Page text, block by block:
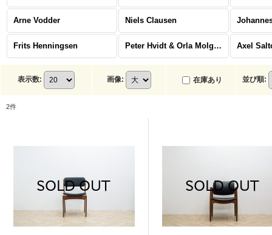
Arne Vodder Niels Clausen
Frits Henningsen Peter Hvidt & Orla Molgaard Nielsen Axel
表示数: 画像: 在庫あり 並び順:
2件